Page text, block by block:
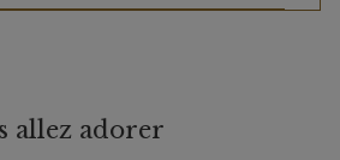
allez adorer